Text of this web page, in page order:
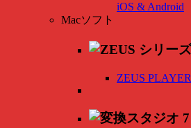
iOS & Android
Macソフト
ZEUS PLAYER